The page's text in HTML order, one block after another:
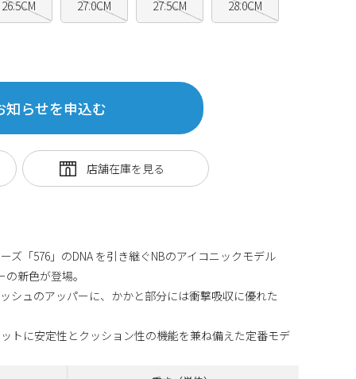
26.5CM 27.0CM 27.5CM 28.0CM
知らせを申込む
ズ「576」のDNA を引き継ぐNBのアイコニックモデル
新色が登場。
シュのアッパーに、かかと部分には衝撃吸収に優れた
トに安定性とクッション性の機能を兼ね備えた定番モデ